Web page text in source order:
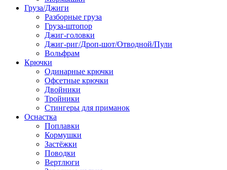
Груза/Джиги
Разборные груза
Груза-штопор
Джиг-головки
Джиг-риг/Дроп-шот/Отводной/Пули
Вольфрам
Крючки
Одинарные крючки
Офсетные крючки
Двойники
Тройники
Стингеры для приманок
Оснастка
Поплавки
Кормушки
Застёжки
Поводки
Вертлюги